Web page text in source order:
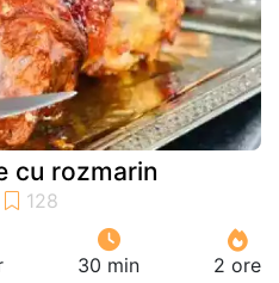
cu rozmarin
30 min 2 ore